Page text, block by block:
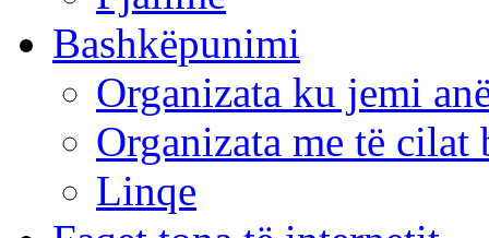
Bashkëpunimi
Organizata ku jemi
Organizata me të cilat
Linqe